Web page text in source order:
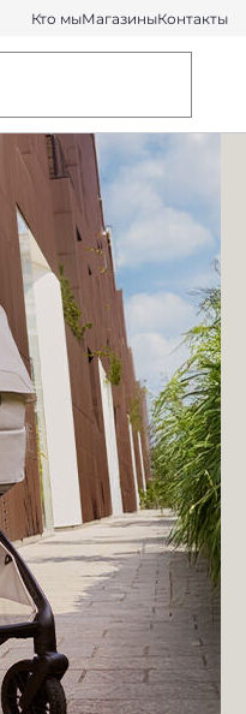
Кто мыМагазиныКонтакты